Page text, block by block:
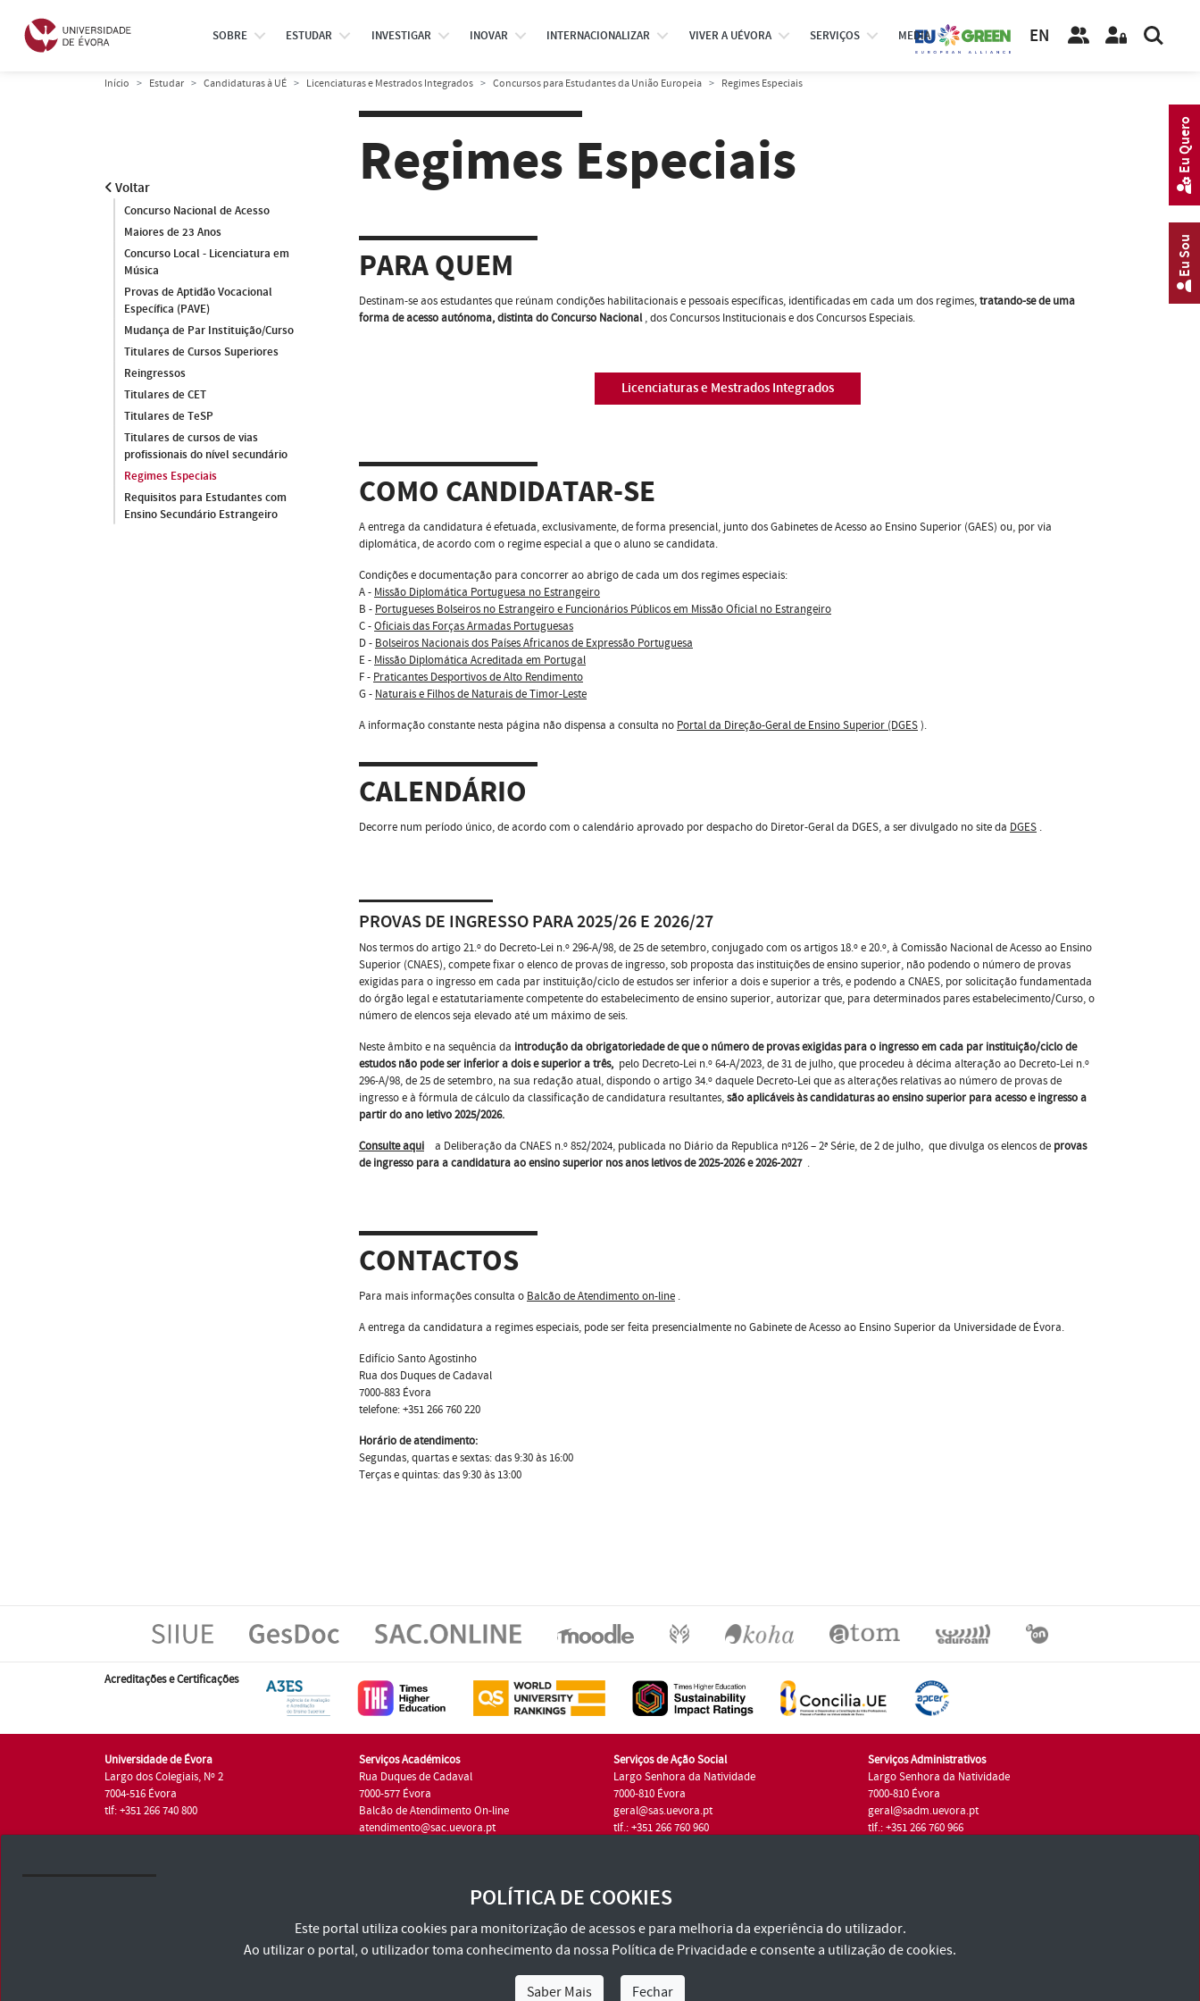
SOBRE ESTUDAR INVESTIGAR INOVAR INTERNACIONALIZAR VIVER A UÉVORA SERVIÇOS MEDIA EN
Início Estudar Candidaturas à UÉ Licenciaturas e Mestrados Integrados Concursos para Estudantes da União Europeia Regimes Especiais
Voltar
Concurso Nacional de Acesso
Maiores de 23 Anos
Concurso Local - Licenciatura em
Música
Provas de Aptidão Vocacional
Específica (PAVE)
Mudança de Par Instituição/Curso
Titulares de Cursos Superiores
Reingressos
Titulares de CET
Titulares de TeSP
Titulares de cursos de vias
profissionais do nível secundário
Regimes Especiais
Requisitos para Estudantes com
Ensino Secundário Estrangeiro
Regimes Especiais
PARA QUEM
Destinam-se aos estudantes que reúnam condições habilitacionais e pessoais específicas, identificadas em cada um dos regimes,tratando-se de uma
forma de acesso autónoma, distinta do Concurso Nacional, dos Concursos Institucionais e dos Concursos Especiais.
Licenciaturas e Mestrados Integrados
COMO CANDIDATAR-SE
A entrega da candidatura é efetuada, exclusivamente, de forma presencial, junto dos Gabinetes de Acesso ao Ensino Superior (GAES) ou, por via
diplomática, de acordo com o regime especial a que o aluno se candidata.
Condições e documentação para concorrer ao abrigo de cada um dos regimes especiais:
A - Missão Diplomática Portuguesa no Estrangeiro
B - Portugueses Bolseiros no Estrangeiro e Funcionários Públicos em Missão Oficial no Estrangeiro
C -Oficiais das Forças Armadas Portuguesas
D - Bolseiros Nacionais dos Países Africanos de Expressão Portuguesa
E - Missão Diplomática Acreditada em Portugal
F - Praticantes Desportivos de Alto Rendimento
G - Naturais e Filhos de Naturais de Timor-Leste
A informação constante nesta página não dispensa a consulta no Portal da Direção-Geral de Ensino Superior (DGES).
CALENDÁRIO
Decorre num período único, de acordo com o calendário aprovado por despacho do Diretor-Geral da DGES, a ser divulgado no site da DGES .
PROVAS DE INGRESSO PARA 2025/26 E 2026/27
Nos termos do artigo 21.º do Decreto-Lei n.º 296-A/98, de 25 de setembro, conjugado com os artigos 18.º e 20.º, à Comissão Nacional de Acesso ao Ensino
Superior (CNAES), compete fixar o elenco de provas de ingresso, sob proposta das instituições de ensino superior, não podendo o número de provas
exigidas para o ingresso em cada par instituição/ciclo de estudos ser inferior a dois e superior a três, e podendo a CNAES, por solicitação fundamentada
do órgão legal e estatutariamente competente do estabelecimento de ensino superior, autorizar que, para determinados pares estabelecimento/Curso, o
número de elencos seja elevado até um máximo de seis.
Neste âmbito e na sequência da introdução da obrigatoriedade de que o número de provas exigidas para o ingresso em cada par instituição/ciclo de
estudos não pode ser inferior a dois e superior a três, pelo Decreto-Lei n.º 64-A/2023, de 31 de julho, que procedeu à décima alteração ao Decreto-Lei n.º
296-A/98, de 25 de setembro, na sua redação atual, dispondo o artigo 34.º daquele Decreto-Lei que as alterações relativas ao número de provas de
ingresso e à fórmula de cálculo da classificação de candidatura resultantes,são aplicáveis às candidaturas ao ensino superior para acesso e ingresso a
partir do ano letivo 2025/2026.
Consulte aqui
a Deliberação da CNAES n.º 852/2024, publicada no Diário da Republica nº126 – 2ª Série, de 2 de julho, que divulga os elencos de provas
de ingresso para a candidatura ao ensino superior nos anos letivos de 2025-2026 e 2026-2027.
CONTACTOS
Para mais informações consulta o Balcão de Atendimento on-line .
A entrega da candidatura a regimes especiais, pode ser feita presencialmente no Gabinete de Acesso ao Ensino Superior da Universidade de Évora.
Edifício Santo Agostinho
Rua dos Duques de Cadaval
7000-883 Évora
telefone: +351 266 760 220
Horário de atendimento:
Segundas, quartas e sextas: das 9:30 às 16:00
Terças e quintas: das 9:30 às 13:00
Acreditações e Certificações
Universidade de Évora
Largo dos Colegiais, Nº 2
7004-516 Évora
tlf: +351 266 740 800
Serviços Académicos
Rua Duques de Cadaval
7000-577 Évora
Balcão de Atendimento On-line
atendimento@sac.uevora.pt
Serviços de Ação Social
Largo Senhora da Natividade
7000-810 Évora
geral@sas.uevora.pt
tlf.: +351 266 760 960
Serviços Administrativos
Largo Senhora da Natividade
7000-810 Évora
geral@sadm.uevora.pt
tlf.: +351 266 760 966
Consulte os Termos e Condições e Política de Privacidade
Eu Sou
Eu Quero
POLÍTICA DE COOKIES
Este portal utiliza cookies para monitorização de acessos e para melhoria da experiência do utilizador.
Ao utilizar o portal, o utilizador toma conhecimento da nossa Política de Privacidadee consente a utilização de cookies.
Saber Mais Fechar